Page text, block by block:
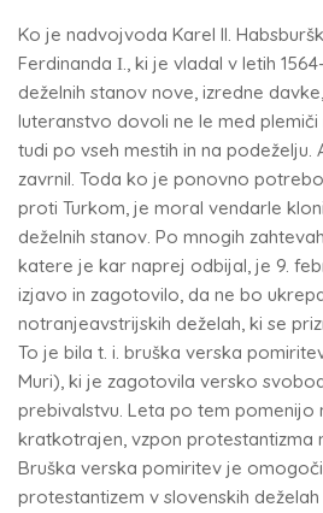
Ko je nadvojvoda Karel II.
Ferdinanda Ι., ki je vladal v letih
deželnih stanov nove, izredne
luteranstvo dovoli ne le med
tudi po vseh mestih in na podeželju.
zavrnil. Toda ko je ponovno
proti Turkom, je moral vendarle
deželnih stanov. Po mnogih
katere je kar naprej odbijal, je 9.
izjavo in zagotovilo, da ne bo
notranjeavstrijskih deželah, ki se
To je bila t. i. bruška verska
Muri), ki je zagotovila versko
prebivalstvu. Leta po tem pomenijo
kratkotrajen, vzpon protestantizma
Bruška verska pomiritev je
protestantizem v slovenskih